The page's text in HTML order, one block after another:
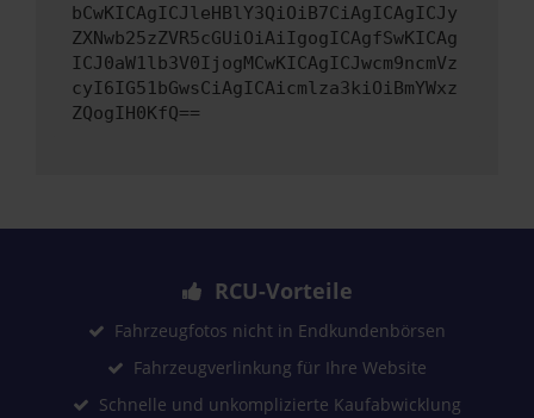
bCwKICAgICJleHBlY3QiOiB7CiAgICAgICJy
ZXNwb25zZVR5cGUiOiAiIgogICAgfSwKICAg
ICJ0aW1lb3V0IjogMCwKICAgICJwcm9ncmVz
cyI6IG51bGwsCiAgICAicmlza3kiOiBmYWxz
ZQogIH0KfQ==
RCU-Vorteile
Fahrzeugfotos nicht in Endkundenbörsen
Fahrzeugverlinkung für Ihre Website
Schnelle und unkomplizierte Kaufabwicklung